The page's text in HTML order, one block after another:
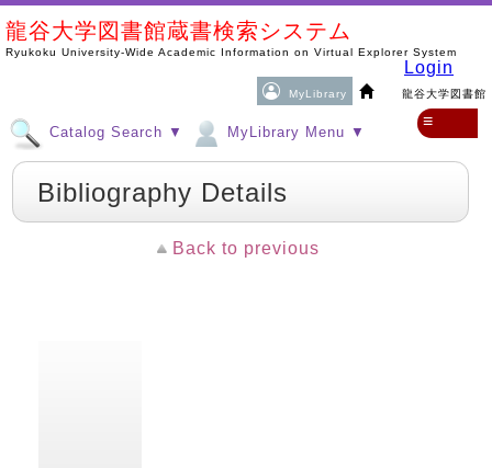
龍谷大学図書館蔵書検索システム
Ryukoku University-Wide Academic Information on Virtual Explorer System
MyLibrary 龍谷大学図書館
Login
Catalog Search ▼ MyLibrary Menu ▼
≡
Bibliography Details
Back to previous